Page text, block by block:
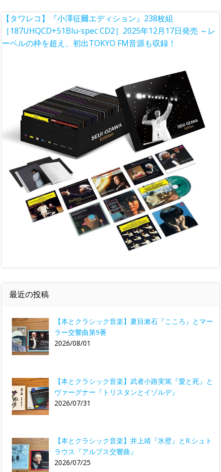
【タワレコ】『小澤征爾エディション』238枚組
［187UHQCD+51Blu-spec CD2］2025年12月17日発売 ～レ
ーベルの枠を超え、初出TOKYO FM音源も収録！
最近の投稿
【本とクラシック音楽】夏目漱石『こころ』とマー
ラー交響曲第9番
2026/08/01
【本とクラシック音楽】武者小路実篤『愛と死』と
ヴァーグナー『トリスタンとイゾルデ』
2026/07/31
【本とクラシック音楽】井上靖『氷壁』とR.シュト
ラウス『アルプス交響曲』
2026/07/25